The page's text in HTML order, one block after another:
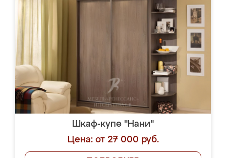
Шкаф-купе "Нани"
Цена: от 27 000 руб.